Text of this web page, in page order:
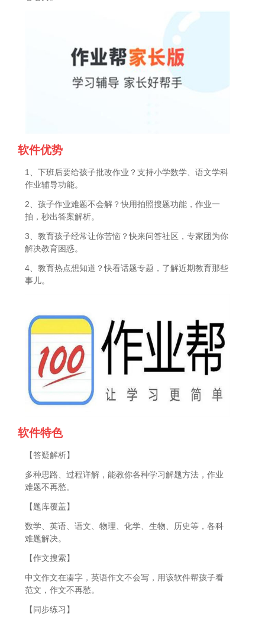
软件优势
1、下班后要给孩子批改作业？支持小学数学、语文学科
作业辅导功能。
2、孩子作业难题不会解？快用拍照搜题功能，作业一
拍，秒出答案解析。
3、教育孩子经常让你苦恼？快来问答社区，专家团为你
解决教育困惑。
4、教育热点想知道？快看话题专题，了解近期教育那些
事儿。
软件特色
【答疑解析】
多种思路、过程详解，能教你各种学习解题方法，作业
难题不再愁。
【题库覆盖】
数学、英语、语文、物理、化学、生物、历史等，各科
难题解决。
【作文搜索】
中文作文在凑字，英语作文不会写，用该软件帮孩子看
范文，作文不再愁。
【同步练习】